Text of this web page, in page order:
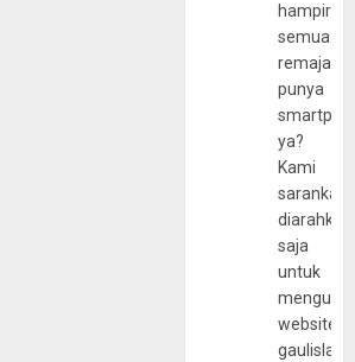
hampir
semua
remaja
punya
ya?
Kami
sarankan,
diarahkan
saja
untuk
website